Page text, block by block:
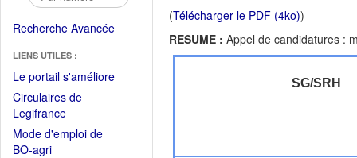
Recherche Avancée
LIENS UTILES :
Le portail s'améliore(Fichier
Circulaires de
Legifrance(Ouvrir
dans
une
Mode d'emploi de
BO-agri(Ouvrir
(Télécharger le PDF (4ko))
RESUME : Appel de candidatures :
SG/SRH